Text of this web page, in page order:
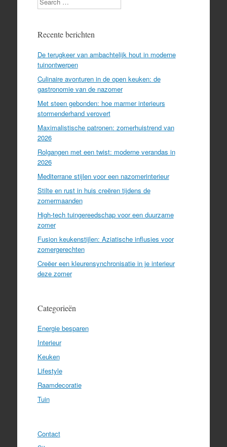
Recente berichten
De terugkeer van ambachtelijk hout in moderne
tuinontwerpen
Culinaire avonturen in de open keuken: de
gastronomie van de nazomer
Met steen gebonden: hoe marmer interieurs
stormenderhand verovert
Maximalistische patronen: zomerhuistrend van
2026
Rolgangen met een twist: moderne verandas in
2026
Mediterrane stijlen voor een nazomerinterieur
Stilte en rust in huis creëren tijdens de
zomermaanden
High-tech tuingereedschap voor een duurzame
zomer
Fusion keukenstijlen: Aziatische influsies voor
zomergerechten
Creëer een kleurensynchronisatie in je interieur
deze zomer
Categorieën
Energie besparen
Interieur
Keuken
Lifestyle
Raamdecoratie
Tuin
Contact